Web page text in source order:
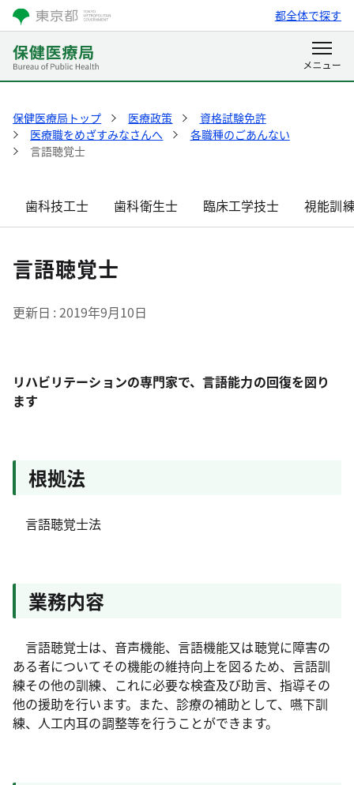
都全体で探す
保健医療局トップ 医療政策
資格試験免許
医療職をめざすみなさんへ
各職種のごあんない
言語聴覚士
歯科技工士 歯科衛生士 臨床工学技士 視能訓
言語聴覚士
更新日 2019年9月10日
リハビリテーションの専門家で、言語能力の回復を図り
ます
根拠法
言語聴覚士法
業務内容
言語聴覚士は、音声機能、言語機能又は聴覚に障害の
ある者についてその機能の維持向上を図るため、言語訓
練その他の訓練、これに必要な検査及び助言、指導その
他の援助を行います。また、診療の補助として、嚥下訓
練、人工内耳の調整等を行うことができます。